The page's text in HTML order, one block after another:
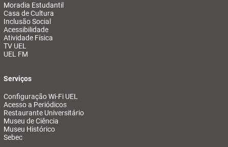
Moradia Estudantil
Casa de Cultura
Inclusão Social
Acessibilidade
Atividade Física
TV UEL
UEL FM
Serviços
Configuração Wi-Fi UEL
Acesso a Periódicos
Restaurante Universitário
Museu de Ciência
Museu Histórico
Sebec